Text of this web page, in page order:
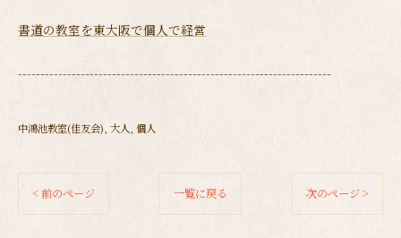
書道の教室を東大阪で個人で経営
----------------------------------------------------------------------
中鴻池教室(佳友会) 大人 個人
< 前のページ 一覧に戻る 次のページ >